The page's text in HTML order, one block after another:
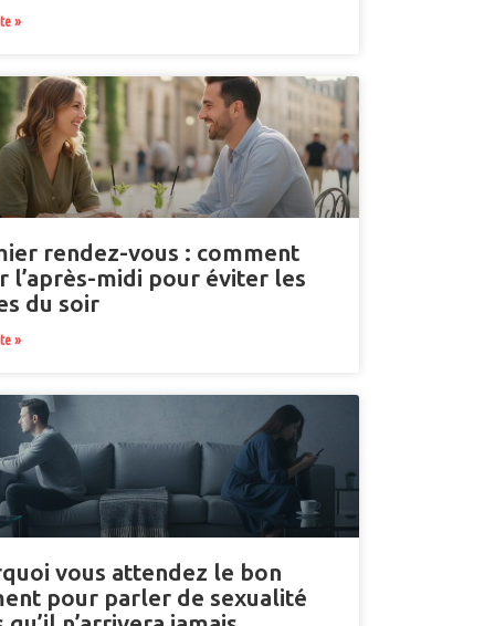
»
rendez-vous : comment
l’après-midi pour éviter les
du soir
»
vous attendez le bon
pour parler de sexualité